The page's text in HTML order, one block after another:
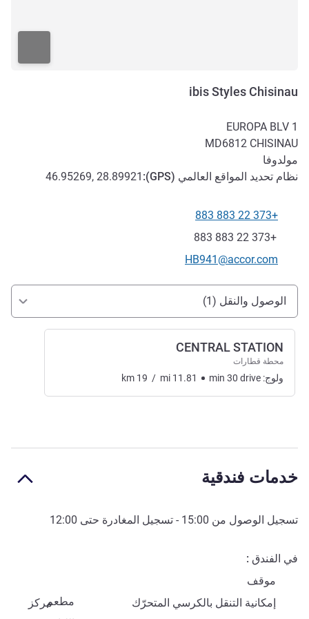
ibis Styles Chisinau
EUROPA BLV 1
MD6812 CHISINAU
مولدوفا
نظام تحديد المواقع العالمي (GPS
):
46.95269, 28.89921
الهاتف
+373 22 883 883
فاكس
+373 22 883 883
تواصل معنا عبر البريد الإلكتروني
HB941@accor.com
الوصول والتنقل
الوصول والنقل (1)
CENTRAL STATION
محطة قطارات
ولوج: km 19 / mi 11.81 min 30 drive
خدمات فندقية
تسجيل الوصول من 15:00 - تسجيل المغادرة حتى 12:00
في الفندق
موقف
مطعم
إمكانية التنقل بالكرسي المتحرّك
مركز